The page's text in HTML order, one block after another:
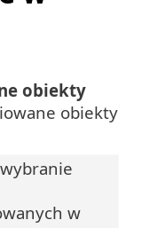
obiekty
obiekty
w